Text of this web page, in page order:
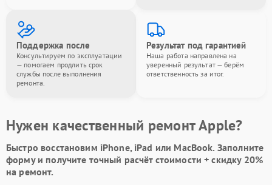
Поддержка после
Консультируем по эксплуатации
— помогаем продлить срок
службы после выполнения
ремонта.
Результат под гарантией
Наша работа направлена на
уверенный результат — берём
ответственность за итог.
Нужен качественный ремонт Apple?
Быстро восстановим iPhone, iPad или MacBook. Заполните
формуи получите точный расчёт стоимости +скидку 20%
на ремонт.